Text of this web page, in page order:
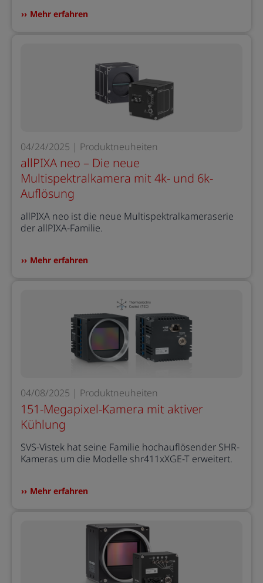
Mehr erfahren
04/24/2025 | Produktneuheiten
allPIXA neo – Die neue
Multispektralkamera mit 4k- und 6k-
Auflösung
allPIXA neo ist die neue Multispektralkameraserie
der allPIXA-Familie.
Mehr erfahren
04/08/2025 | Produktneuheiten
151-Megapixel-Kamera mit aktiver
Kühlung
SVS-Vistek hat seine Familie hochauflösender SHR-
Kameras um die Modelle shr411xXGE-T erweitert.
Mehr erfahren